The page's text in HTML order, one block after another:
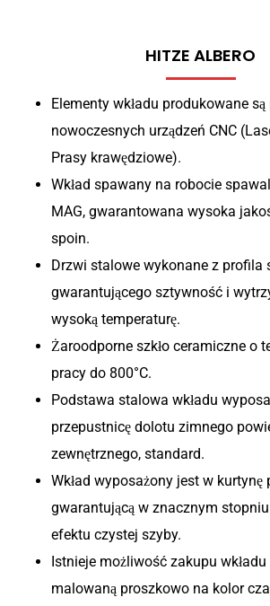
HITZE ALBERO
Elementy wkładu produkowane
nowoczesnych urządzeń CNC
Prasy krawędziowe).
Wkład spawany na robocie
MAG, gwarantowana wysoka
spoin.
Drzwi stalowe wykonane z profila
gwarantującego sztywność i
wysoką temperaturę.
Żaroodporne szkło ceramiczne o
pracy do 800°C.
Podstawa stalowa wkładu
przepustnicę dolotu zimnego
zewnętrznego, standard.
Wkład wyposażony jest w kurtynę
gwarantującą w znacznym
efektu czystej szyby.
Istnieje możliwość zakupu
malowaną proszkowo na kolor